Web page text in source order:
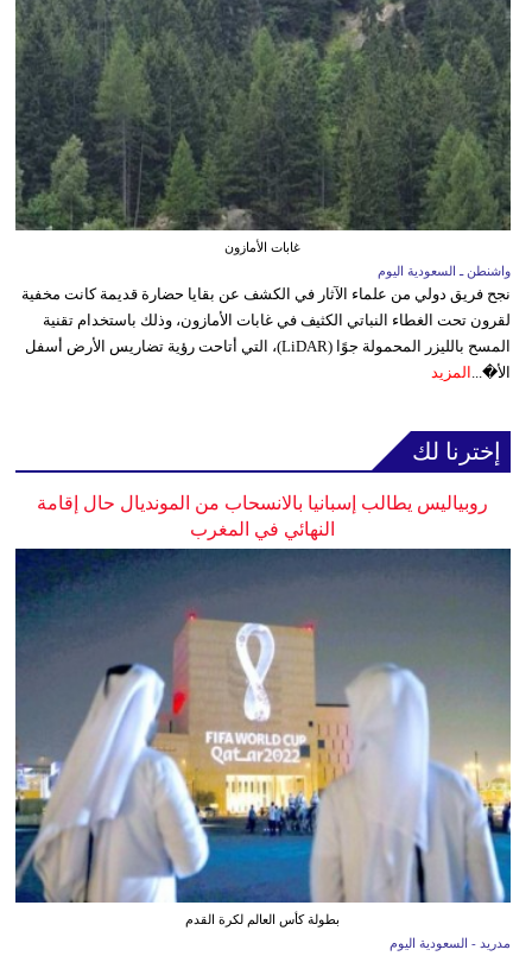
غابات الأمازون
واشنطن ـ السعودية اليوم
نجح فريق دولي من علماء الآثار في الكشف عن بقايا حضارة قديمة كانت مخفية
لقرون تحت الغطاء النباتي الكثيف في غابات الأمازون، وذلك باستخدام تقنية
المسح بالليزر المحمولة جوًا (LiDAR)، التي أتاحت رؤية تضاريس الأرض أسفل
الأ�... المزيد
إخترنا لك
روبياليس يطالب إسبانيا بالانسحاب من المونديال حال إقامة
النهائي في المغرب
بطولة كأس العالم لكرة القدم
مدريد - السعودية اليوم